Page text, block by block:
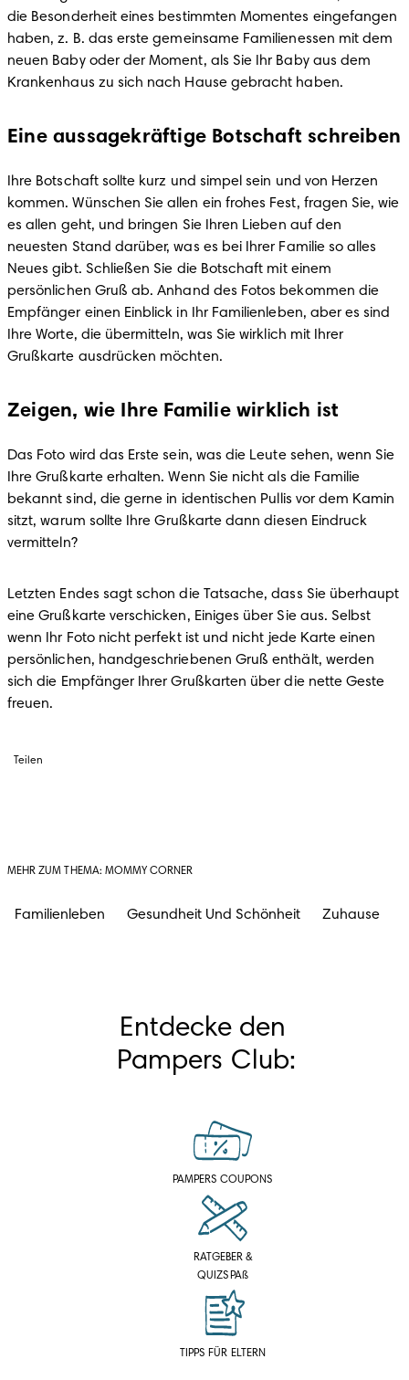
die Besonderheit eines bestimmten Momentes eingefangen
haben, z. B. das erste gemeinsame Familienessen mit dem
neuen Baby oder der Moment, als Sie Ihr Baby aus dem
Krankenhaus zu sich nach Hause gebracht haben.
Eine aussagekräftige Botschaft schreiben
Ihre Botschaft sollte kurz und simpel sein und von Herzen
kommen. Wünschen Sie allen ein frohes Fest, fragen Sie, wie
es allen geht, und bringen Sie Ihren Lieben auf den
neuesten Stand darüber, was es bei Ihrer Familie so alles
Neues gibt. Schließen Sie die Botschaft mit einem
persönlichen Gruß ab. Anhand des Fotos bekommen die
Empfänger einen Einblick in Ihr Familienleben, aber es sind
Ihre Worte, die übermitteln, was Sie wirklich mit Ihrer
Grußkarte ausdrücken möchten.
Zeigen, wie Ihre Familie wirklich ist
Das Foto wird das Erste sein, was die Leute sehen, wenn Sie
Ihre Grußkarte erhalten. Wenn Sie nicht als die Familie
bekannt sind, die gerne in identischen Pullis vor dem Kamin
sitzt, warum sollte Ihre Grußkarte dann diesen Eindruck
vermitteln?
Letzten Endes sagt schon die Tatsache, dass Sie überhaupt
eine Grußkarte verschicken, Einiges über Sie aus. Selbst
wenn Ihr Foto nicht perfekt ist und nicht jede Karte einen
persönlichen, handgeschriebenen Gruß enthält, werden
sich die Empfänger Ihrer Grußkarten über die nette Geste
freuen.
Teilen
MEHR ZUM THEMA: MOMMY CORNER
Familienleben Gesundheit Und Schönheit Zuhause
Entdecke den
Pampers Club:
PAMPERS COUPONS
RATGEBER &
QUIZSPAß
TIPPS FÜR ELTERN